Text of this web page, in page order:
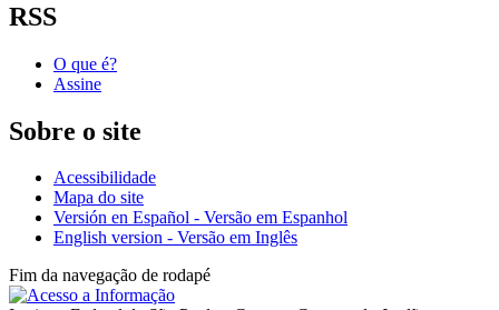
RSS
O que é?
Assine
Sobre o site
Acessibilidade
Mapa do site
Versión en Español - Versão em Espanhol
English version - Versão em Inglês
Fim da navegação de rodapé